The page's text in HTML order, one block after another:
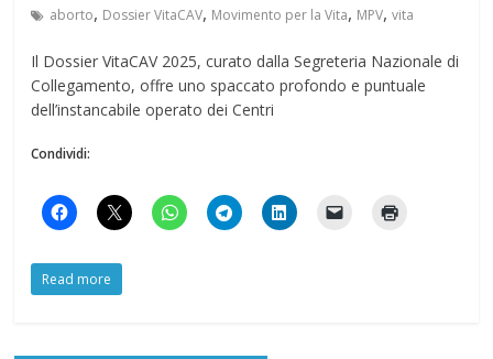
aborto, Dossier VitaCAV, Movimento per la Vita, MPV,vita
Il Dossier VitaCAV 2025, curato dalla Segreteria Nazionale di
Collegamento, offre uno spaccato profondo e puntuale
dell’instancabile operato dei Centri
Condividi:
Read more